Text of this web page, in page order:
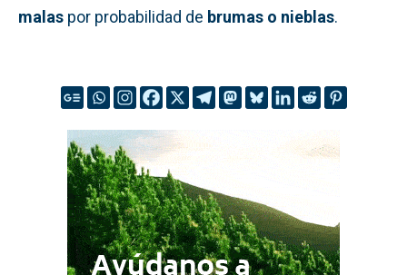
malas por probabilidad de brumas o nieblas.